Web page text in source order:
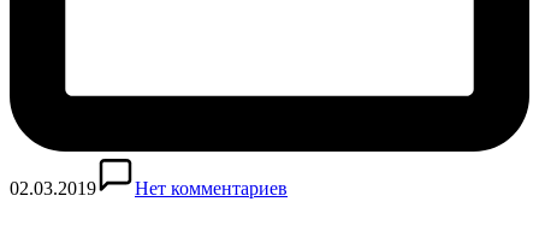
02.03.2019 Нет комментариев